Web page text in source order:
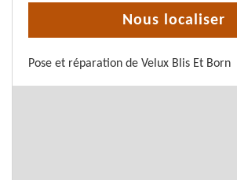
Nous localiser
Pose et réparation de Velux Blis Et Born